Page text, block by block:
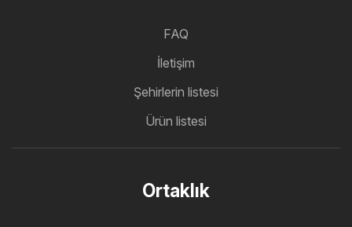
FAQ
İletişim
Şehirlerin listesi
Ürün listesi
Ortaklık